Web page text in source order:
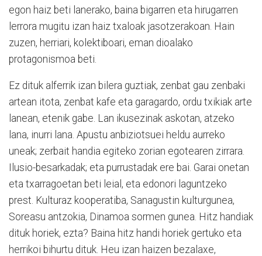
egon haiz beti lanerako, baina bigarren eta hirugarren
lerrora mugitu izan haiz txaloak jasotzerakoan. Hain
zuzen, herriari, kolektiboari, eman dioalako
protagonismoa beti.
Ez dituk alferrik izan bilera guztiak, zenbat gau zenbaki
artean itota, zenbat kafe eta garagardo, ordu txikiak arte
lanean, etenik gabe. Lan ikusezinak askotan, atzeko
lana, inurri lana. Apustu anbiziotsuei heldu aurreko
uneak; zerbait handia egiteko zorian egotearen zirrara.
Ilusio-besarkadak; eta purrustadak ere bai. Garai onetan
eta txarragoetan beti leial, eta edonori laguntzeko
prest. Kulturaz kooperatiba, Sanagustin kulturgunea,
Soreasu antzokia, Dinamoa sormen gunea. Hitz handiak
dituk horiek, ezta? Baina hitz handi horiek gertuko eta
herrikoi bihurtu dituk. Heu izan haizen bezalaxe,